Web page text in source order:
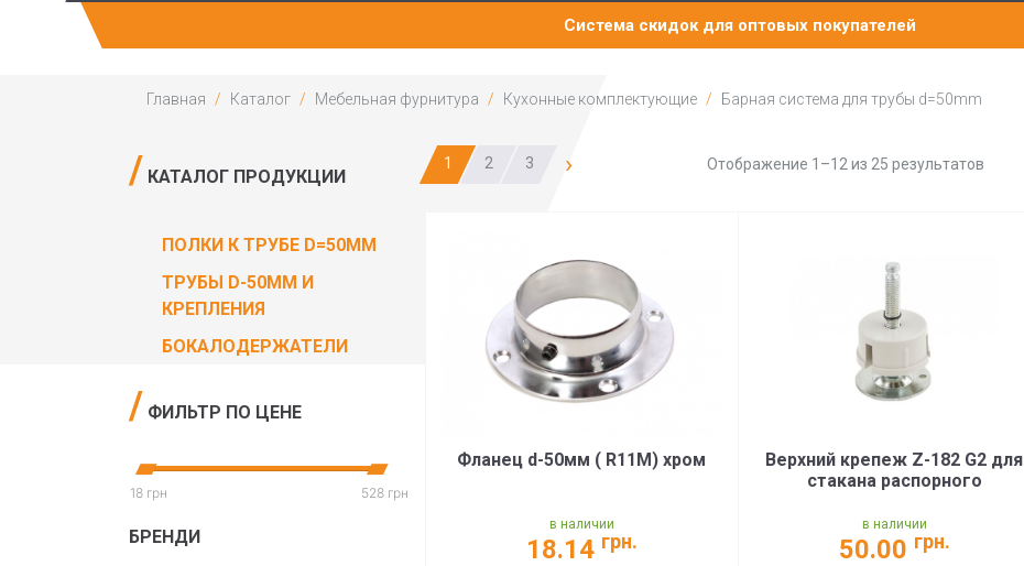
Система скидок для оптовых покупателей
Главная Каталог Мебельная фурнитура Кухонные комплектующие Барная система для трубы d=50mm
КАТАЛОГ ПРОДУКЦИИ
ПОЛКИ К ТРУБЕ D=50MM
ТРУБЫ D-50ММ И
КРЕПЛЕНИЯ
БОКАЛОДЕРЖАТЕЛИ
ФИЛЬТР ПО ЦЕНЕ
18 грн 528 грн
БРЕНДИ
1 2 3 › Отображение 1–12 из 25 результатов
Фланец d-50мм ( R11M) хром
в наличии
18.14 грн.
Верхний крепеж Z-182 G2 для
стакана распорного
в наличии
50.00 грн.